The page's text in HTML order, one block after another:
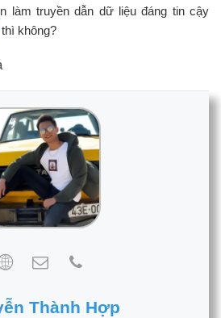
làm truyền dẫn dữ liệu đáng tin cậy
thì không?
Thành Hợp